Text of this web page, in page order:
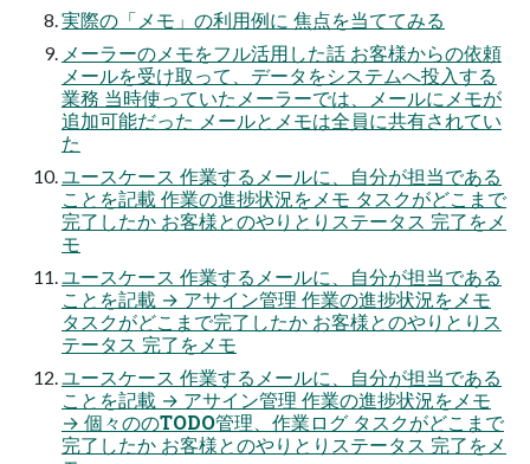
実際の「メモ」の利用例に 焦点を当ててみる
メーラーのメモをフル活用した話 お客様からの依頼
メールを受け取って、データをシステムへ投入する
業務 当時使っていたメーラーでは、メールにメモが
追加可能だった メールとメモは全員に共有されてい
た
ユースケース 作業するメールに、自分が担当である
ことを記載 作業の進捗状況をメモ タスクがどこまで
完了したか お客様とのやりとりステータス 完了をメ
モ
ユースケース 作業するメールに、自分が担当である
ことを記載 → アサイン管理 作業の進捗状況をメモ
タスクがどこまで完了したか お客様とのやりとりス
テータス 完了をメモ
ユースケース 作業するメールに、自分が担当である
ことを記載 → アサイン管理 作業の進捗状況をメモ
→ 個々ののTODO管理、作業ログ タスクがどこまで
完了したか お客様とのやりとりステータス 完了をメ